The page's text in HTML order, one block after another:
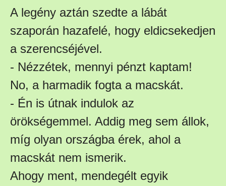
A legény aztán szedte a lábát
szaporán hazafelé, hogy eldicsekedjen
a szerencséjével.
- Nézzétek, mennyi pénzt kaptam!
No, a harmadik fogta a macskát.
- Én is útnak indulok az
örökségemmel. Addig meg sem állok,
míg olyan országba érek, ahol a
macskát nem ismerik.
Ahogy ment, mendegélt egyik